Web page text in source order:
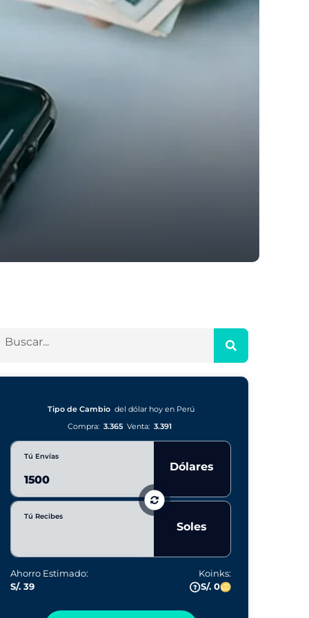
Tipo de Cambio del dólar hoy en Perú
Compra: 3.365 Venta: 3.391
Tú Envías
Dólares
Tú Recibes
Soles
Ahorro Estimado:
S/. 39
Koinks:
S/. 0